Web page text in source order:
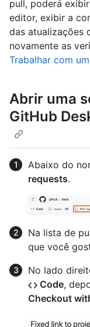
pull, poderá
editor, exibir a
das atualizações
novamente as
Trabalhar com
Abrir uma
GitHub
Abaixo do
requests.
Na lista de
que você
No lado
Code,
Checkout